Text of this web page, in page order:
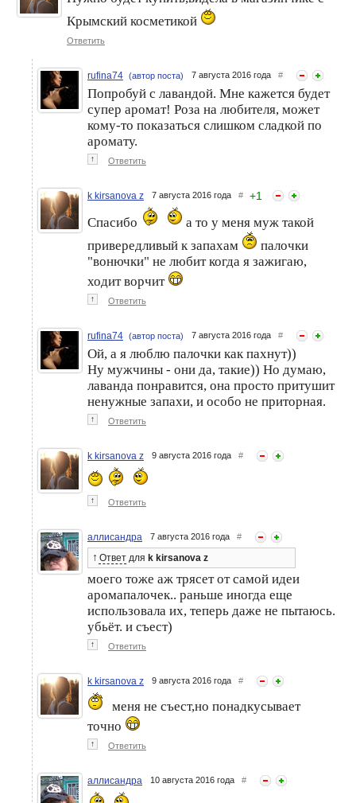
Крымский косметикой
Ответить
rufina74 (автор поста) 7 августа 2016 года #
Попробуй с лавандой. Мне кажется будет
супер аромат! Роза на любителя, может
кому-то показаться слишком сладкой по
аромату.
↑ Ответить
k kirsanova z 7 августа 2016 года # +1
Спасибо
а то у меня муж такой
привередливый к запахам
палочки
"вонючки" не любит когда я зажигаю,
ходит ворчит
↑ Ответить
rufina74 (автор поста) 7 августа 2016 года #
Ой, а я люблю палочки как пахнут))
Ну мужчины - они да, такие)) Но думаю,
лаванда понравится, она просто притушит
ненужные запахи, и особо не приторная.
↑ Ответить
k kirsanova z 9 августа 2016 года #
↑ Ответить
аллисандра 7 августа 2016 года #
↑ Ответ для k kirsanova z
моего тоже аж трясет от самой идеи
аромапалочек.. раньше иногда еще
использовала их, теперь даже не пытаюсь.
убьёт. и съест)
↑ Ответить
k kirsanova z 9 августа 2016 года #
меня не съест,но понадкусывает
точно
↑ Ответить
аллисандра 10 августа 2016 года #